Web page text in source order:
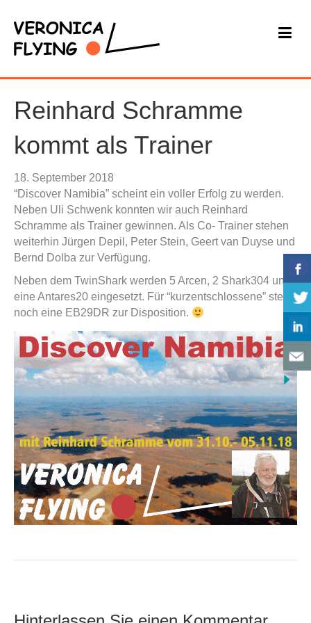
Reinhard Schramme
kommt als Trainer
18. September 2018
“Discover Namibia” scheint ein voller Erfolg zu werden.
Neben Uli Schwenk konnten wir auch Reinhard
Schramme als Trainer gewinnen. Als Co- Trainer stehen
weiterhin Jürgen Depil, Peter Stein, Geert van Duyse und
Bernd Dolba zur Verfügung.
Neben dem TwinShark werden 5 Arcen, 2 Shark304 und
eine Antares20 eingesetzt. Für “kurzentschlossene” steht
noch eine EB29DR zur Disposition.